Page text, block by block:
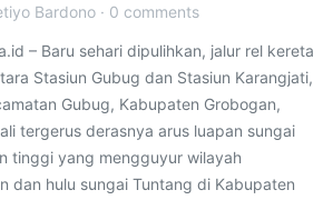
Bardono · 0 comments
– Baru sehari dipulihkan, jalur rel kereta
Stasiun Gubug dan Stasiun Karangjati,
Gubug, Kabupaten Grobogan,
tergerus derasnya arus luapan sungai
tinggi yang mengguyur wilayah
dan hulu sungai Tuntang di Kabupaten